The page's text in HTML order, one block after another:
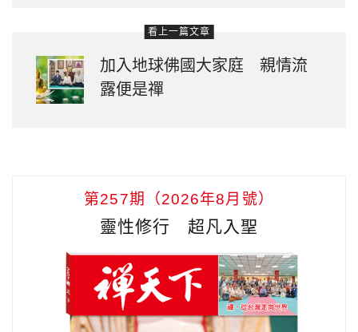
看上一篇文章
加入地球佛國大家庭 親情流
露便是禪
第257期（2026年8月號）
靈性修行 超凡入聖